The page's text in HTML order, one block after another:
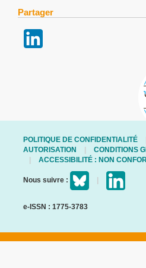
Partager
POLITIQUE DE CONFIDENTIALITÉ
AUTORISATION
CONDITIONS
ACCESSIBILITÉ : NON
Nous suivre :
e-ISSN : 1775-3783